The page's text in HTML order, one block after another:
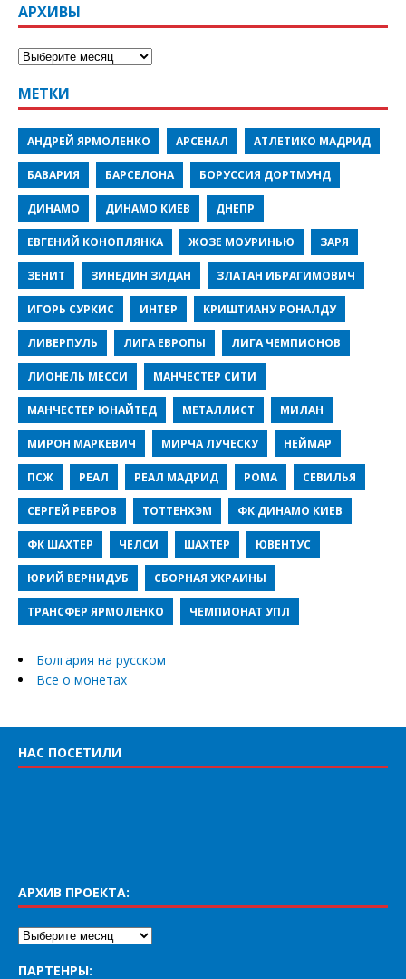
АРХИВЫ
МЕТКИ
АНДРЕЙ ЯРМОЛЕНКО АРСЕНАЛ АТЛЕТИКО МАДРИД
БАВАРИЯ БАРСЕЛОНА БОРУССИЯ ДОРТМУНД
ДИНАМО ДИНАМО КИЕВ ДНЕПР
ЕВГЕНИЙ КОНОПЛЯНКА ЖОЗЕ МОУРИНЬЮ ЗАРЯ
ЗЕНИТ ЗИНЕДИН ЗИДАН ЗЛАТАН ИБРАГИМОВИЧ
ИГОРЬ СУРКИС ИНТЕР КРИШТИАНУ РОНАЛДУ
ЛИВЕРПУЛЬ ЛИГА ЕВРОПЫ ЛИГА ЧЕМПИОНОВ
ЛИОНЕЛЬ МЕССИ МАНЧЕСТЕР СИТИ
МАНЧЕСТЕР ЮНАЙТЕД МЕТАЛЛИСТ МИЛАН
МИРОН МАРКЕВИЧ МИРЧА ЛУЧЕСКУ НЕЙМАР
ПСЖ РЕАЛ РЕАЛ МАДРИД РОМА СЕВИЛЬЯ
СЕРГЕЙ РЕБРОВ ТОТТЕНХЭМ ФК ДИНАМО КИЕВ
ФК ШАХТЕР ЧЕЛСИ ШАХТЕР ЮВЕНТУС
ЮРИЙ ВЕРНИДУБ СБОРНАЯ УКРАИНЫ
ТРАНСФЕР ЯРМОЛЕНКО ЧЕМПИОНАТ УПЛ
Болгария на русском
Все о монетах
НАС ПОСЕТИЛИ
АРХИВ ПРОЕКТА:
ПАРТЕНРЫ: